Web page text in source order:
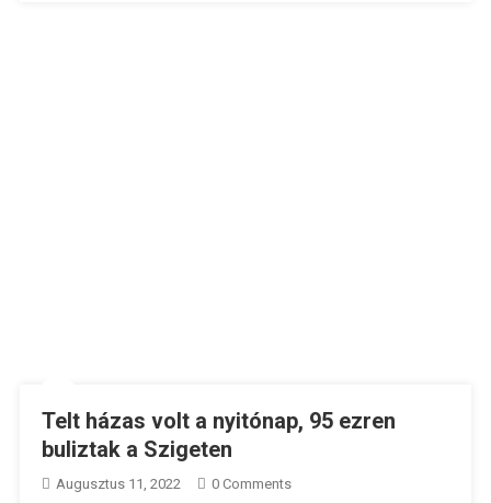
Telt házas volt a nyitónap, 95 ezren
buliztak a Szigeten
Augusztus 11, 2022 0 Comments